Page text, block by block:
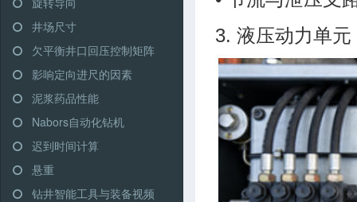
井场尺寸
欠平衡井口回压控制矩阵
影响定向进尺的因素
泥浆药品性能
Nabors自动化钻机
迟到时间计算
悬重
钻井智能工具与装备视频
3. 液压动力单元